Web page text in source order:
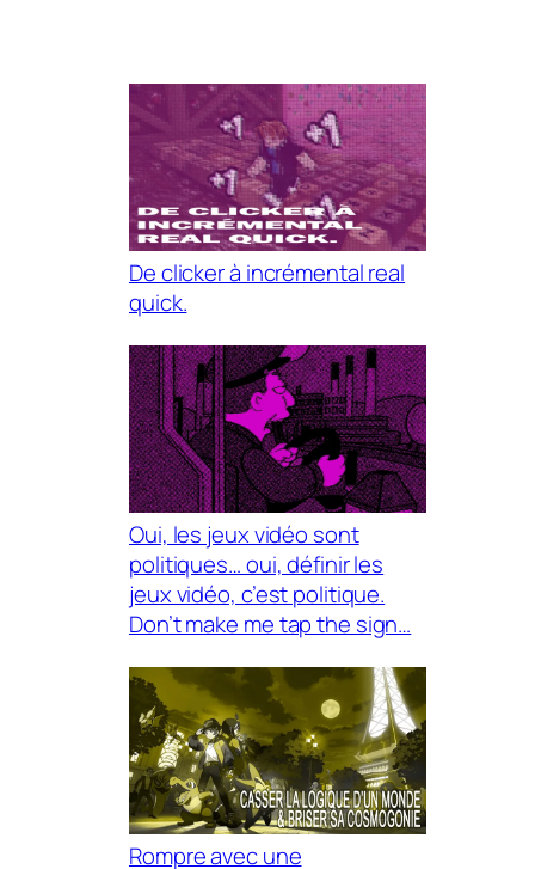
De clicker à incrémental real
quick.
Oui, les jeux vidéo sont
politiques… oui, définir les
jeux vidéo, c’est politique.
Don’t make me tap the sign…
Rompre avec une